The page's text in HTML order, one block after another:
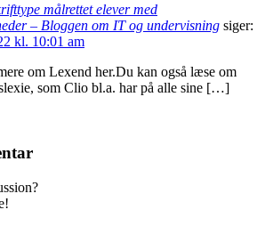
målrettet elever med
– Bloggen om IT og undervisning siger:
kl. 10:01 am
om Lexend her.Du kan også læse om
som Clio bl.a. har på alle sine […]